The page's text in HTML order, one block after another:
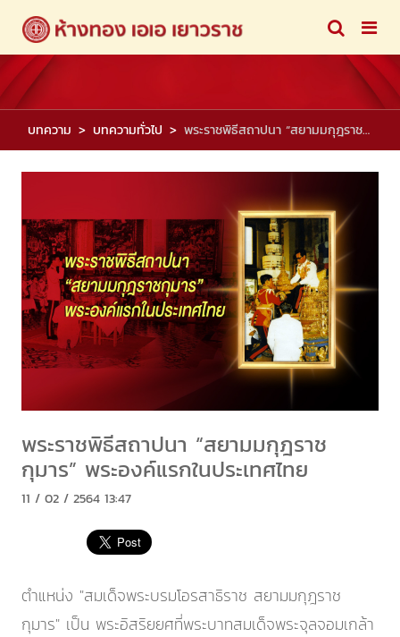
บทความ บทความทั่วไป พระราชพิธีสถาปนา “สยามมกุฎราชกุมาร” พระองค์แรกในประเทศไทย
พระราชพิธีสถาปนา “สยามมกุฎราช
กุมาร” พระองค์แรกในประเทศไทย
11 / 02 / 2564 13:47
ตำแหน่ง "สมเด็จพระบรมโอรสาธิราช สยามมกุฎราช
กุมาร" เป็น พระอิสริยยศที่พระบาทสมเด็จพระจุลจอมเกล้า